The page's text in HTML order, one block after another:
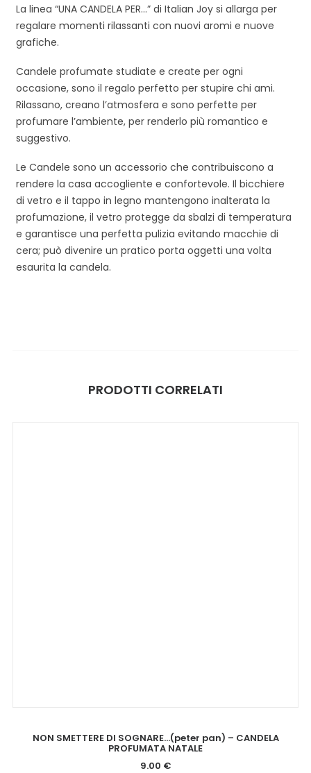
La linea “UNA CANDELA PER…” di Italian Joy si allarga per
regalare momenti rilassanti con nuovi aromi e nuove
grafiche.
Candele profumate studiate e create per ogni
occasione, sono il regalo perfetto per stupire chi ami.
Rilassano, creano l’atmosfera e sono perfette per
profumare l’ambiente, per renderlo più romantico e
suggestivo.
Le Candele sono un accessorio che contribuiscono a
rendere la casa accogliente e confortevole. Il bicchiere
di vetro e il tappo in legno mantengono inalterata la
profumazione, il vetro protegge da sbalzi di temperatura
e garantisce una perfetta pulizia evitando macchie di
cera; può divenire un pratico porta oggetti una volta
esaurita la candela.
PRODOTTI CORRELATI
NON SMETTERE DI SOGNARE…(peter pan) – CANDELA
PROFUMATA NATALE
9.00 €